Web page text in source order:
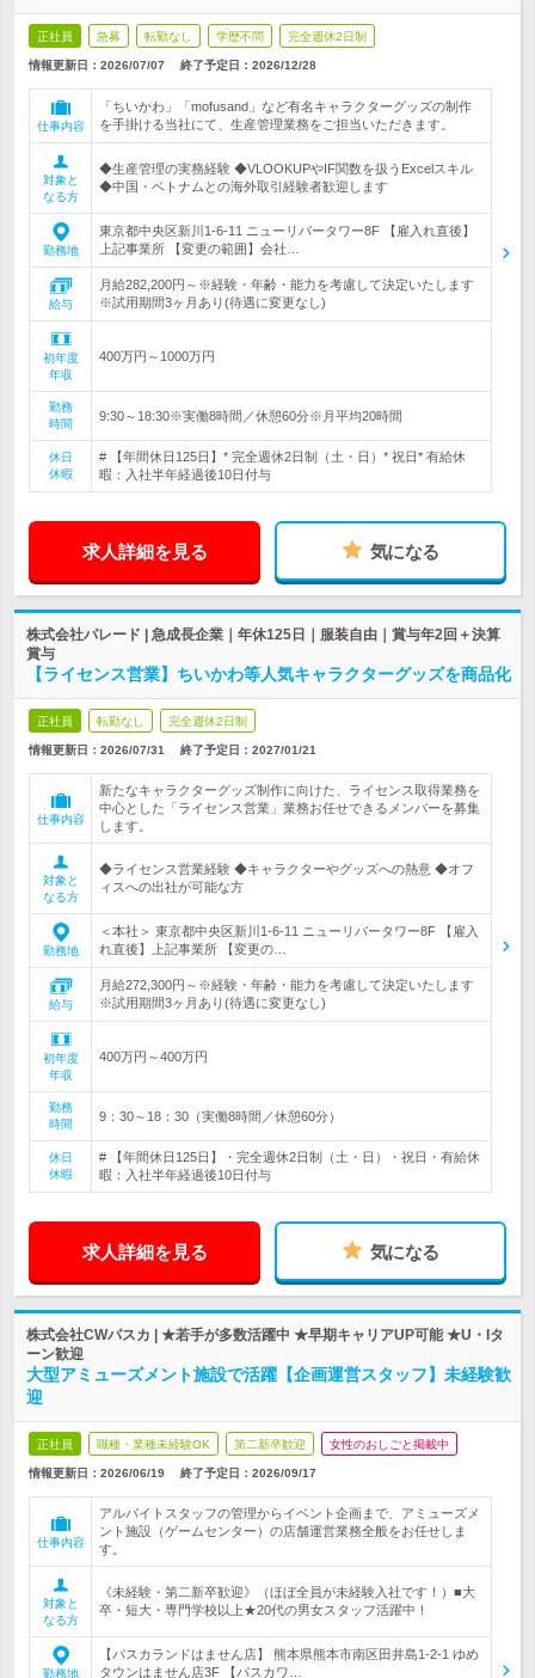
正社員 急募 転勤なし 学歴不問 完全週休2日制
情報更新日：2026/07/07 終了予定日： 2026/12/28
仕事内容
「ちいかわ」「mofusand」など有名キャラクターグッズの制作
を手掛ける当社にて、生産管理業務をご担当いただきます。
対象と
なる方
◆生産管理の実務経験 ◆VLOOKUPやIF関数を扱うExcelスキル
◆中国・ベトナムとの海外取引経験者歓迎します
勤務地
東京都中央区新川1-6-11 ニューリバータワー8F 【雇入れ直後】
上記事業所 【変更の範囲】会社…
給与
月給282,200円～※経験・年齢・能力を考慮して決定いたします
※試用期間3ヶ月あり(待遇に変更なし)
初年度
年収
400万円～1000万円
勤務
時間
9:30～18:30※実働8時間／休憩60分※月平均20時間
休日
休暇
# 【年間休日125日】* 完全週休2日制（土・日）* 祝日* 有給休
暇：入社半年経過後10日付与
求人詳細を見る 気になる
株式会社パレード | 急成長企業｜年休125日｜服装自由｜賞与年2回＋決算
賞与
【ライセンス営業】ちいかわ等人気キャラクターグッズを商品化
正社員 転勤なし 完全週休2日制
情報更新日：2026/07/31 終了予定日： 2027/01/21
仕事内容
新たなキャラクターグッズ制作に向けた、ライセンス取得業務を
中心とした「ライセンス営業」業務お任せできるメンバーを募集
します。
対象と
なる方
◆ライセンス営業経験 ◆キャラクターやグッズへの熱意 ◆オフ
ィスへの出社が可能な方
勤務地
＜本社＞ 東京都中央区新川1-6-11 ニューリバータワー8F 【雇入
れ直後】上記事業所 【変更の…
給与
月給272,300円～※経験・年齢・能力を考慮して決定いたします
※試用期間3ヶ月あり(待遇に変更なし)
初年度
年収
400万円～400万円
勤務
時間
9：30～18：30（実働8時間／休憩60分）
休日
休暇
# 【年間休日125日】・完全週休2日制（土・日）・祝日・有給休
暇：入社半年経過後10日付与
求人詳細を見る 気になる
株式会社CWパスカ | ★若手が多数活躍中 ★早期キャリアUP可能 ★U・Iタ
ーン歓迎
大型アミューズメント施設で活躍【企画運営スタッフ】未経験歓
迎
正社員 職種・業種未経験OK 第二新卒歓迎 女性のおしごと掲載中
情報更新日：2026/06/19 終了予定日： 2026/09/17
仕事内容
アルバイトスタッフの管理からイベント企画まで、アミューズメ
ント施設（ゲームセンター）の店舗運営業務全般をお任せしま
す。
対象と
なる方
《未経験・第二新卒歓迎》（ほぼ全員が未経験入社です！）■大
卒・短大・専門学校以上★20代の男女スタッフ活躍中！
勤務地
【パスカランドはません店】 熊本県熊本市南区田井島1-2-1 ゆめ
タウンはません店3F 【パスカワ…